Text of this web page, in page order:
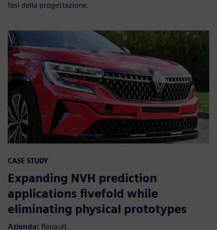
fasi della progettazione.
CASE STUDY
Expanding NVH prediction
applications fivefold while
eliminating physical prototypes
Azienda: Renault